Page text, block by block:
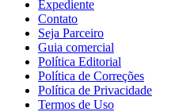
Expediente
Contato
Seja Parceiro
Guia comercial
Política Editorial
Política de Correções
Política de Privacidade
Termos de Uso